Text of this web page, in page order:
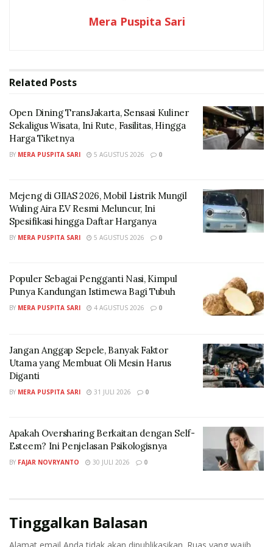
kaget saat harus kembali aktif keesokan harinya.
dari berbagai sumber:
1. Buat Skala Prioritas
Jangan langsung menyelesaikan semua pekerjaan
menumpuk pada satu waktu. Tulis semua tugas yang
Lalu, Urutkan pekerjaan dari yang paling mudah atau
mendesak. Selesaikan tugas secara bertahap agar
fokus Anda tidak terpecah.
Jadwal tidur yang berantakan selama liburan sering
menjadi penyebab utama tubuh menjadi lemas dan
malas.
lebih awal. Sebaiknya menghindari penggunaan ponsel
atau begadang sebelum hari pertama masuk kerja
Anda harus memastikan durasi tidur malam tercukupi
3. Merapikan Ruang Kerja
Lingkungan sekitar sangat mempengaruhi suasana
membersihkan meja kerja dari debu atau kertas
berserakan, menata ulang posisi barang supaya
Mera Puspita Sari
Related Posts
Open Dining TransJakarta, Sensasi Kuliner
Sekaligus Wisata, Ini Rute, Fasilitas, Hingga
Harga Tiketnya
BY MERA PUSPITA SARI 5 AGUSTUS 2026 0
Mejeng di GIIAS 2026, Mobil Listrik Mungil
Wuling Aira EV Resmi Meluncur, Ini
Spesifikasi hingga Daftar Harganya
BY MERA PUSPITA SARI 5 AGUSTUS 2026 0
Populer Sebagai Pengganti Nasi, Kimpul
Punya Kandungan Istimewa Bagi Tubuh
BY MERA PUSPITA SARI 4 AGUSTUS 2026 0
Jangan Anggap Sepele, Banyak Faktor
Utama yang Membuat Oli Mesin Harus
Diganti
BY MERA PUSPITA SARI 31 JULI 2026 0
Apakah Oversharing Berkaitan dengan Self-
Esteem? Ini Penjelasan Psikologisnya
BY FAJAR NOVRYANTO 30 JULI 2026 0
Tinggalkan Balasan